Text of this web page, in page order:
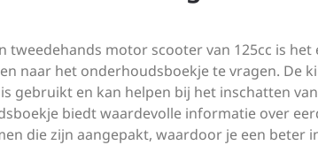
tweedehands motor scooter van 125cc is het
naar het onderhoudsboekje te vragen. De
gebruikt en kan helpen bij het inschatten
biedt waardevolle informatie over
die zijn aangepakt, waardoor je een beter